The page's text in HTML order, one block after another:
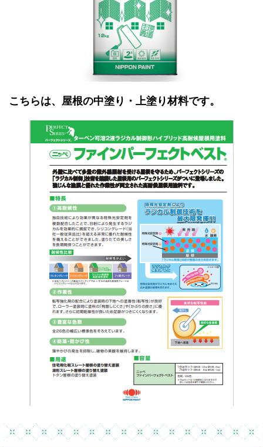
こちらは、屋根の中塗り・上塗り材料です。